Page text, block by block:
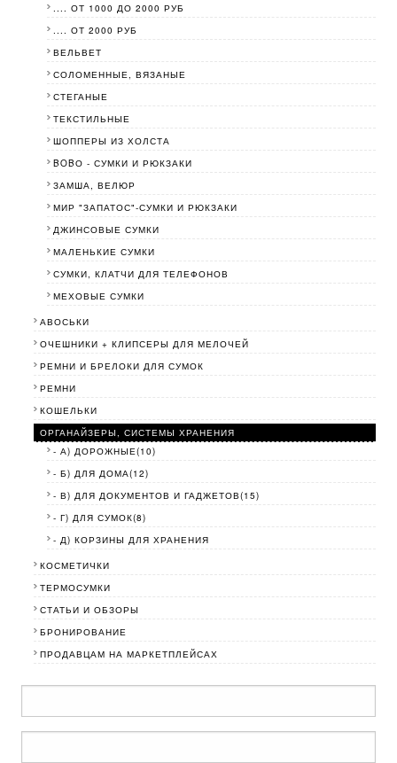
.... ОТ 1000 ДО 2000 РУБ
.... ОТ 2000 РУБ
ВЕЛЬВЕТ
СОЛОМЕННЫЕ, ВЯЗАНЫЕ
СТЕГАНЫЕ
ТЕКСТИЛЬНЫЕ
ШОППЕРЫ ИЗ ХОЛСТА
BOBО - СУМКИ И РЮКЗАКИ
ЗАМША, ВЕЛЮР
МИР "ЗАПАТОС"-СУМКИ И РЮКЗАКИ
ДЖИНСОВЫЕ СУМКИ
МАЛЕНЬКИЕ СУМКИ
СУМКИ, КЛАТЧИ ДЛЯ ТЕЛЕФОНОВ
МЕХОВЫЕ СУМКИ
АВОСЬКИ
ОЧЕШНИКИ + КЛИПСЕРЫ ДЛЯ МЕЛОЧЕЙ
РЕМНИ И БРЕЛОКИ ДЛЯ СУМОК
РЕМНИ
КОШЕЛЬКИ
ОРГАНАЙЗЕРЫ, СИСТЕМЫ ХРАНЕНИЯ
- А) ДОРОЖНЫЕ(10)
- Б) ДЛЯ ДОМА(12)
- В) ДЛЯ ДОКУМЕНТОВ И ГАДЖЕТОВ(15)
- Г) ДЛЯ СУМОК(8)
- Д) КОРЗИНЫ ДЛЯ ХРАНЕНИЯ
КОСМЕТИЧКИ
ТЕРМОСУМКИ
СТАТЬИ И ОБЗОРЫ
БРОНИРОВАНИЕ
ПРОДАВЦАМ НА МАРКЕТПЛЕЙСАХ